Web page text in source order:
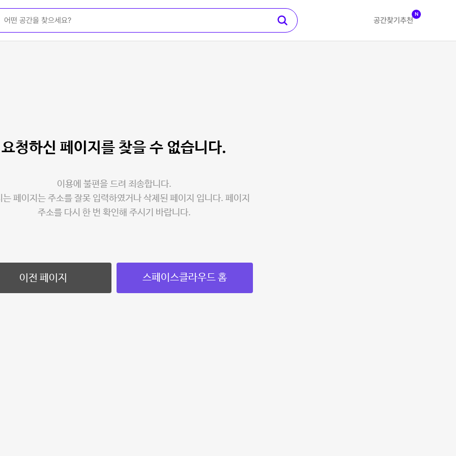
공간찾기 추천
N
요청하신 페이지를 찾을 수 없습니다.
이용에 불편을 드려 죄송합니다.
는 페이지는 주소를 잘못 입력하였거나 삭제된 페이지 입니다. 페이지
주소를 다시 한 번 확인해 주시기 바랍니다.
이전 페이지 스페이스클라우드 홈